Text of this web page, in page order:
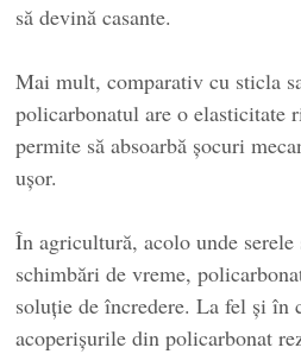
să devină casante.
Mai mult, comparativ cu sticla
policarbonatul are o elasticitate
permite să absoarbă șocuri
ușor.
În agricultură, acolo unde
schimbări de vreme,
soluție de încredere. La fel și în
acoperișurile din policarbonat